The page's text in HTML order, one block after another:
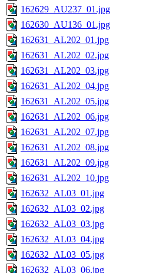
162629_AU237_01.jpg
162630_AU136_01.jpg
162631_AL202_01.jpg
162631_AL202_02.jpg
162631_AL202_03.jpg
162631_AL202_04.jpg
162631_AL202_05.jpg
162631_AL202_06.jpg
162631_AL202_07.jpg
162631_AL202_08.jpg
162631_AL202_09.jpg
162631_AL202_10.jpg
162632_AL03_01.jpg
162632_AL03_02.jpg
162632_AL03_03.jpg
162632_AL03_04.jpg
162632_AL03_05.jpg
162632_AL03_06.jpg